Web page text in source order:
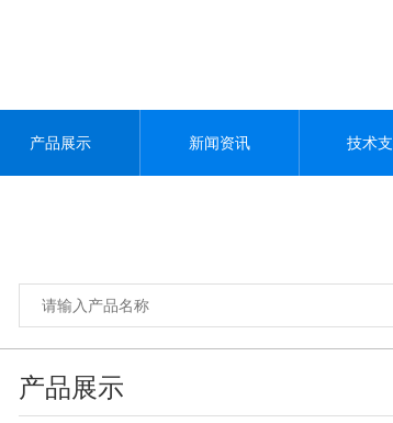
产品展示 新闻资讯 技术
产品展示